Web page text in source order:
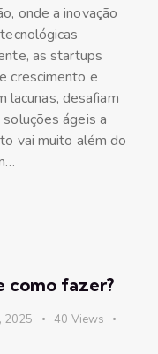
onde a inovação
as startups
crescimento e
lacunas, desafiam
ágeis a
vai muito além do
como fazer?
2025 40 Views